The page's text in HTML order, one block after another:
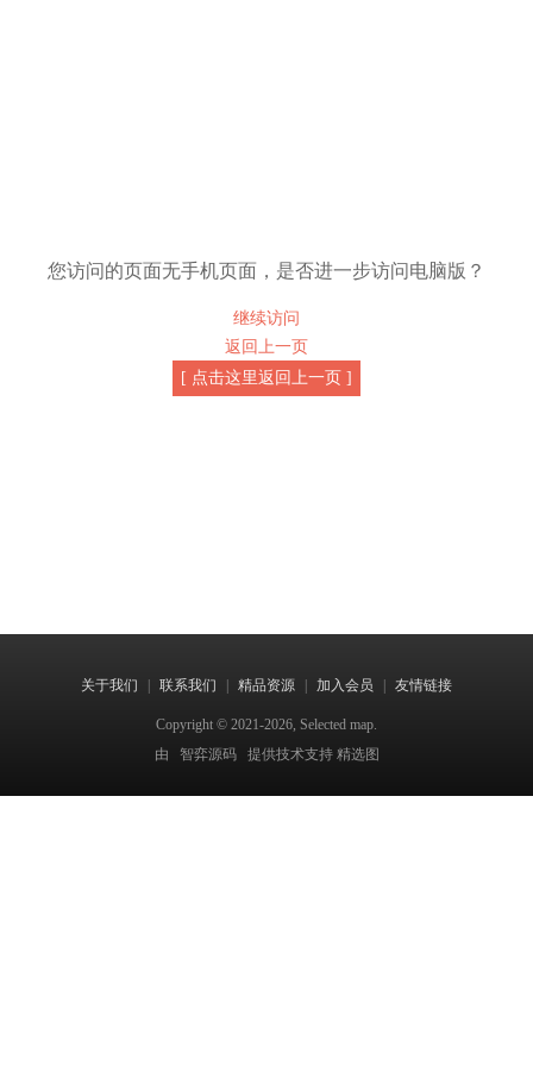
您访问的页面无手机页面，是否进一步访问电脑版？
继续访问
返回上一页
[ 点击这里返回上一页 ]
关于我们 联系我们 精品资源 加入会员 友情链接
Copyright © 2021-2026, Selected map.
由
智弈源码 提供技术支持 精选图